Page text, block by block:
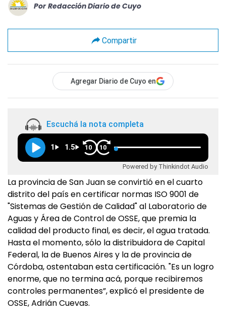
Por Redacción Diario de Cuyo
Compartir
Agregar Diario de Cuyo en
Escuchá la nota completa
1 1.5 10 10
Powered by Thinkindot Audio
La provincia de San Juan se convirtió en el cuarto
distrito del país en certificar normas ISO 9001 de
"Sistemas de Gestión de Calidad" al Laboratorio de
Aguas y Área de Control de OSSE, que premia la
calidad del producto final, es decir, el agua tratada.
Hasta el momento, sólo la distribuidora de Capital
Federal, la de Buenos Aires y la de provincia de
Córdoba, ostentaban esta certificación. "Es un logro
enorme, que no termina acá, porque recibiremos
controles permanentes”, explicó el presidente de
OSSE, Adrián Cuevas.